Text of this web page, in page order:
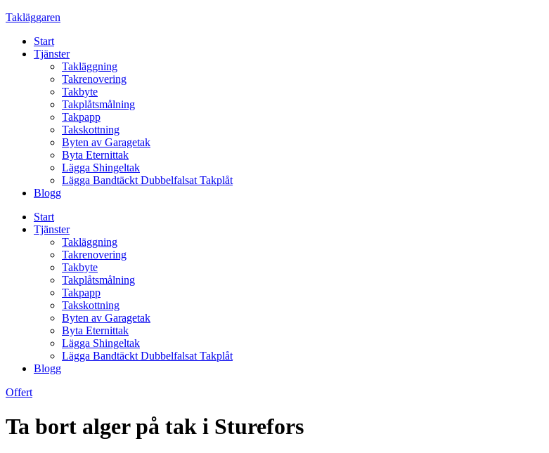
Skip
content
Takläggaren
Start
Tjänster
Takläggning
Takrenovering
Takbyte
Takplåtsmålning
Takpapp
Takskottning
Byten av Garagetak
Byta Eternittak
Lägga Shingeltak
Lägga Bandtäckt Dubbelfalsat Takplåt
Blogg
Start
Tjänster
Takläggning
Takrenovering
Takbyte
Takplåtsmålning
Takpapp
Takskottning
Byten av Garagetak
Byta Eternittak
Lägga Shingeltak
Lägga Bandtäckt Dubbelfalsat Takplåt
Blogg
Offert
Ta bort alger på tak i Sturefors